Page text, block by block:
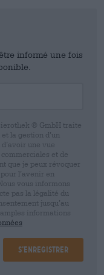
informé une fois
® GmbH traite
la gestion d’un
une vue
et de
que je peux révoquer
l’avenir en
vous informons
pas la légalité du
jusqu’au
informations
S’enregistrer